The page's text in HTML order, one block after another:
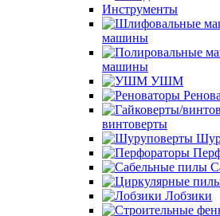
Инструменты
машины
машины
УШМ
винтоверты
Лобзики